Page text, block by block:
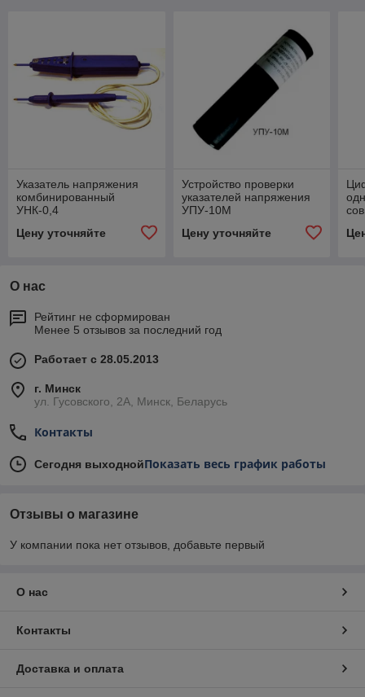
Указатель напряжения
комбинированный
УНК-0,4
Цену уточняйте
Устройство проверки
указателей напряжения
УПУ-10М
Цену уточняйте
О нас
Рейтинг не сформирован
Менее 5 отзывов за последний год
Работает с 28.05.2013
г. Минск
ул. Гусовского, 2А, Минск, Беларусь
Контакты
Сегодня выходнойПоказать весь график работы
Отзывы о магазине
У компании пока нет отзывов, добавьте первый
О нас
Контакты
Доставка и оплата